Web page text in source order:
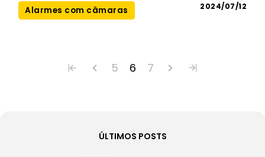
Alarmes com câmaras 2024/07/12
5 6 7
ÚLTIMOS POSTS